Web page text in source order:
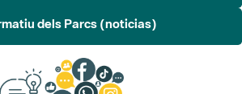
dels Parcs (noticias)